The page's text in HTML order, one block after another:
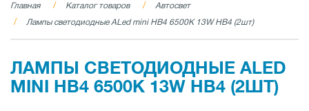
Главная Каталог товаров
Автосвет
Лампы светодиодные ALed mini HB4 6500K 13W HB4 (2шт)
ЛАМПЫ СВЕТОДИОДНЫЕ ALED
MINI HB4 6500K 13W HB4 (2ШТ)